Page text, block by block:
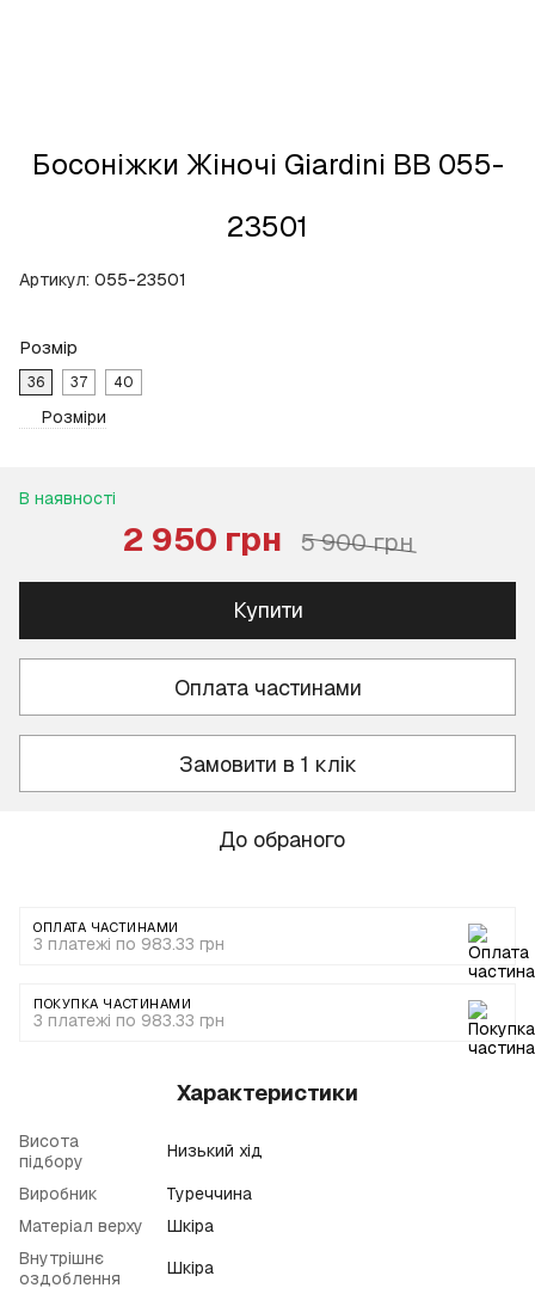
Босоніжки Жіночі Giardini BB 055-
23501
Артикул: 055-23501
Розмір
36 37 40
Розміри
В наявності
2 950 грн 5 900 грн
Купити
Оплата частинами
Замовити в 1 клік
До обраного
ОПЛАТА ЧАСТИНАМИ
3 платежі по 983.33 грн
ПОКУПКА ЧАСТИНАМИ
3 платежі по 983.33 грн
Характеристики
Висота
підбору
Низький хід
Виробник
Туреччина
Матеріал верху
Шкіра
Внутрішнє
оздоблення
Шкіра